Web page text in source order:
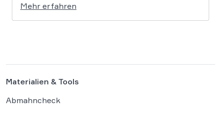
eingestellt und schränkt damit den
Privatsphärenschutz auf der Plattform massiv
Mehr erfahren
Materialien & Tools
Abmahncheck